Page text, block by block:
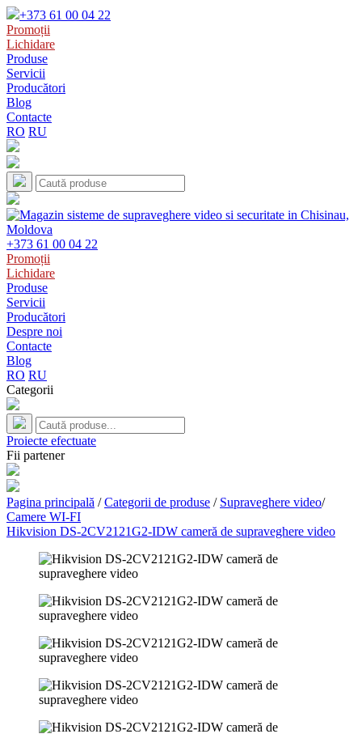
+373 61 00 04 22
Promoții
Lichidare
Produse
Servicii
Producători
Blog
Contacte
RO RU
+373 61 00 04 22
Promoții
Lichidare
Produse
Servicii
Producători
Despre noi
Contacte
Blog
RO RU
Categorii
Proiecte efectuate
Fii partener
Pagina principală / Categorii de produse / Supraveghere video/
Camere WI-FI
Hikvision DS-2CV2121G2-IDW cameră de supraveghere video